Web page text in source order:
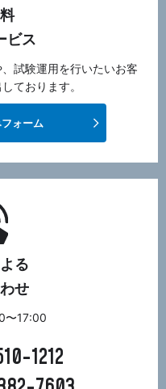
ビス
試験運用を行いたいお客
ております。
ォーム
る
せ
17:00
1212